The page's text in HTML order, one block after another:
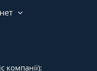
компанії):